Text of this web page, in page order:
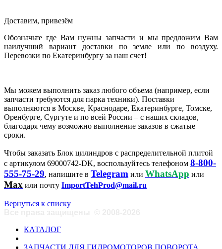
Доставим, привезём
Обозначьте где Вам нужны запчасти и мы предложим Вам
наилучший вариант доставки по земле или по воздуху.
Перевозки по Екатеринбургу за наш счет!
Мы можем выполнить заказ любого объема (например, если
запчасти требуются для парка техники). Поставки
выполняются в Москве, Краснодаре, Екатеринбурге, Томске,
Оренбурге, Сургуте и по всей России – с наших складов,
благодаря чему возможно выполнение заказов в сжатые
сроки.
Чтобы заказать Блок цилиндров с распределительной плитой
с артикулом 69000742-DK, воспользуйтесь телефоном 8-800-
555-75-29, напишите в Telegram или WhatsApp или
Max или почту ImportTehProd@mail.ru
Вернуться к списку
КАТАЛОГ